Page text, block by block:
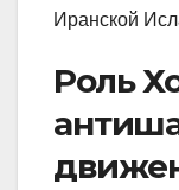
Иранской
Роль